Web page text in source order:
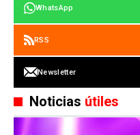
WhatsApp
RSS
Newsletter
Noticias útiles